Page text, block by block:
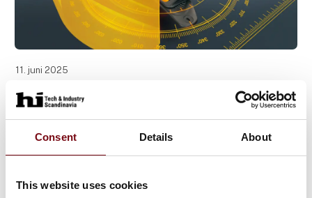
Consent Details About
This website uses cookies
11. juni 2025
Sikre sensorfunktioner = effektiv
automatisering
Pilz er ud over sine sikkerhedsrelæer også eksperter
den nødvendige sikkerhed på mange maskiner